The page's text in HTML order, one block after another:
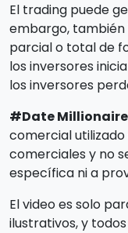
El trading puede
embargo, también
parcial o total de
los inversores
los inversores
#Date Millionaire
comercial utilizado
comerciales y no
específica ni a
El video es solo
ilustrativos, y